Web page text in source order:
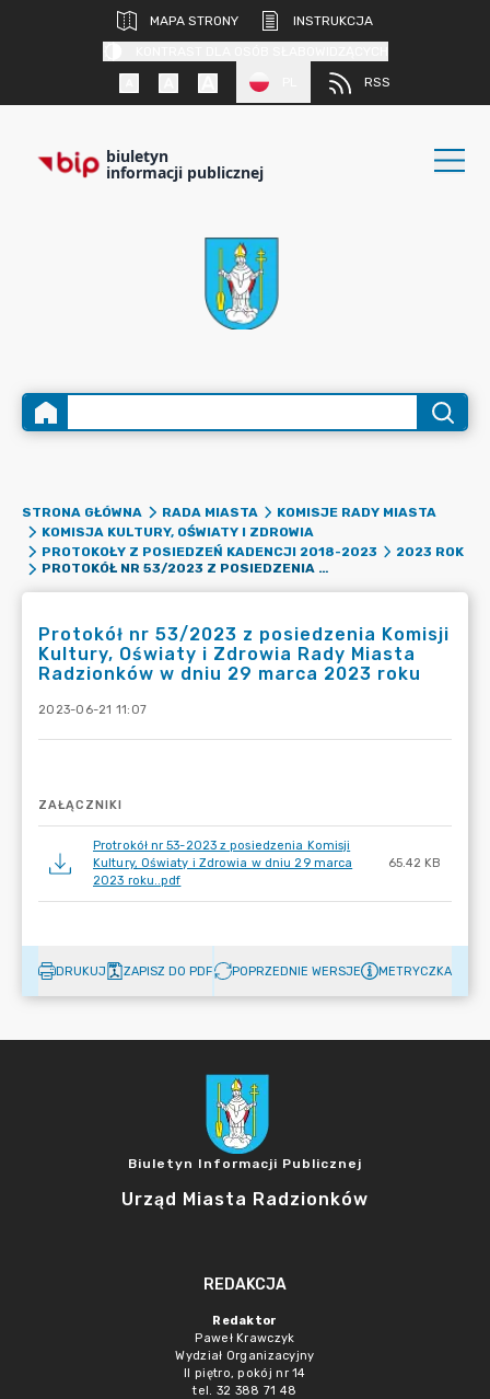
MAPA STRONY
INSTRUKCJA
RSS
biuletyn
informacji publicznej
STRONA GŁÓWNA RADA MIASTA
KOMISJE RADY MIASTA
KOMISJA KULTURY, OŚWIATY I ZDROWIA
PROTOKOŁY Z POSIEDZEŃ KADENCJI 2018-2023
2023 ROK
PROTOKÓŁ NR 53/2023 Z POSIEDZENIA KOMISJI KULTURY, OŚWIATY I ZDROWIA RADY MIASTA RADZIONKÓW W DNIU 29 MARCA 2023 ROKU
Protokół nr 53/2023 z posiedzenia Komisji
Kultury, Oświaty i Zdrowia Rady Miasta
Radzionków w dniu 29 marca 2023 roku
2023-06-21 11:07
ZAŁĄCZNIKI
Protrokół nr 53-2023 z posiedzenia Komisji
Kultury, Oświaty i Zdrowia w dniu 29 marca
2023 roku..pdf
65.42 KB
DRUKUJ ZAPISZ DO PDF POPRZEDNIE WERSJE METRYCZKA
Biuletyn Informacji Publicznej
Urząd Miasta Radzionków
REDAKCJA
Redaktor
Paweł Krawczyk
Wydział Organizacyjny
II piętro, pokój nr 14
tel. 32 388 71 48